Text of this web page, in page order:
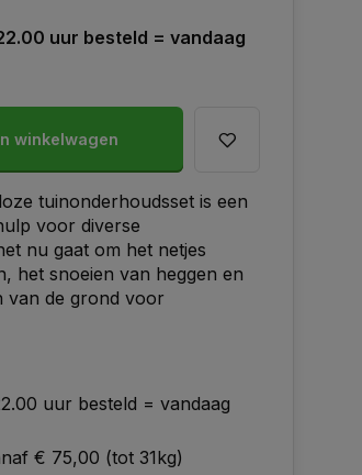
uur besteld = vandaag
winkelwagen
tuinonderhoudsset is een
voor diverse
nu gaat om het netjes
het snoeien van heggen en
van de grond voor
uur besteld = vandaag
€ 75,00 (tot 31kg)